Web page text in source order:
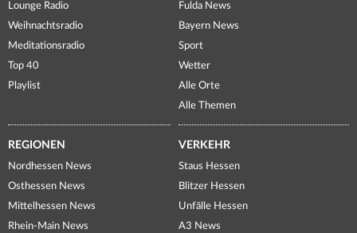
Lounge Radio
Weihnachtsradio
Meditationsradio
Top 40
Playlist
Fulda News
Bayern News
Sport
Wetter
Alle Orte
Alle Themen
REGIONEN
Nordhessen News
Osthessen News
Mittelhessen News
Rhein-Main News
VERKEHR
Staus Hessen
Blitzer Hessen
Unfälle Hessen
A3 News